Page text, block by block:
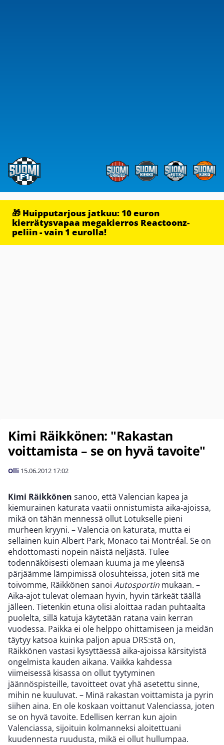
🎁 Huipputarjous jatkuu: 10 euron
kierrätysvapaa megakierros Reactoonz-
peliin - vain 1 eurolla!
Kimi Räikkönen: "Rakastan
voittamista – se on hyvä tavoite"
Olli 15.06.2012 17:02
Kimi Räikkönen sanoo, että Valencian kapea ja
kiemurainen katurata vaatii onnistumista aika-ajoissa,
mikä on tähän mennessä ollut Lotukselle pieni
murheen kryyni. – Valencia on katurata, mutta ei
sellainen kuin Albert Park, Monaco tai Montréal. Se on
ehdottomasti nopein näistä neljästä. Tulee
todennäköisesti olemaan kuuma ja me yleensä
pärjäämme lämpimissä olosuhteissa, joten sitä me
toivomme, Räikkönen sanoi Autosportin mukaan. –
Aika-ajot tulevat olemaan hyvin, hyvin tärkeät täällä
jälleen. Tietenkin etuna olisi aloittaa radan puhtaalta
puolelta, sillä katuja käytetään ratana vain kerran
vuodessa. Paikka ei ole helppo ohittamiseen ja meidän
täytyy katsoa kuinka paljon apua DRS:stä on,
Räikkönen vastasi kysyttäessä aika-ajoissa kärsityistä
ongelmista kauden aikana. Vaikka kahdessa
viimeisessä kisassa on ollut tyytyminen
jäännöspisteille, tavoitteet ovat yhä asetettu sinne,
mihin ne kuuluvat. – Minä rakastan voittamista ja pyrin
siihen aina. En ole koskaan voittanut Valenciassa, joten
se on hyvä tavoite. Edellisen kerran kun ajoin
Valenciassa, sijoituin kolmanneksi aloitettuani
kuudennesta ruudusta, mikä ei ollut hullumpaa.